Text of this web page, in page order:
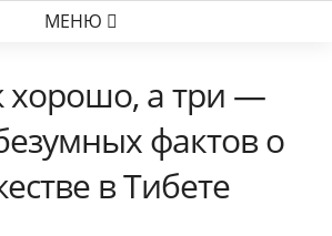
МЕНЮ
а три —
фактов о
в Тибете